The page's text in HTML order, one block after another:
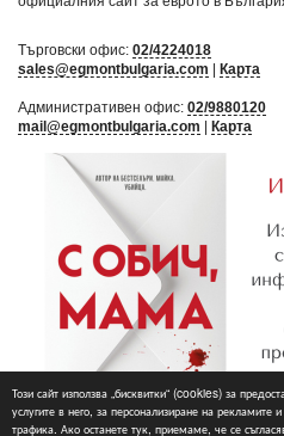
Този сайт използва „бисквитки“ (cookies) за
услугите в него, за персонализиране на рекламите
трафика. Ако останете тук, приемаме, че се
Търговски офис: 02/4224018
sales@egmontbulgaria.com
Карта
Административен офис: 02/9880120
mail@egmontbulgaria.com
Карта